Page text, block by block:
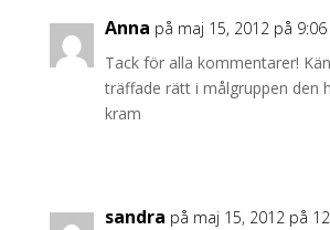
Anna på maj 15, 2012 på
Tack för alla kommentarer!
träffade rätt i målgruppen den
kram
sandra på maj 15, 2012 på